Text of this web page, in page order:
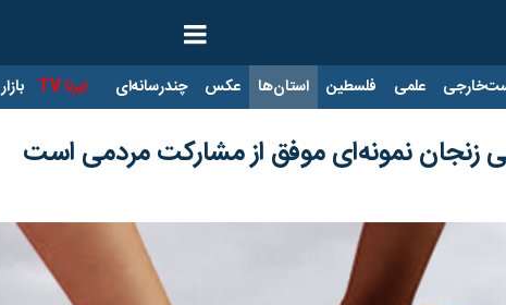
علمی فلسطین استان‌ها عکس چندرسانه‌ای ایرنا TV بازار
زنجان نمونه‌ای موفق از مشارکت مردمی است